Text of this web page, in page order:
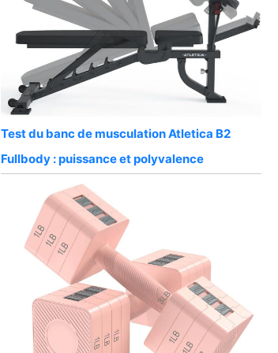
Test du banc de musculation Atletica B2
Fullbody : puissance et polyvalence